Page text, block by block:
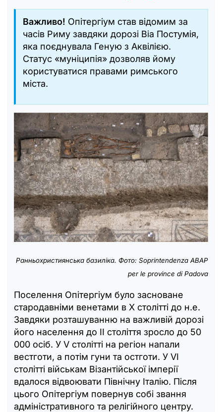
Важливо! Опітергіум став відомим за
часів Риму завдяки дорозі Віа Постумія,
яка поєднувала Геную з Аквілією.
Статус «муніципія» дозволяв йому
користуватися правами римського
міста.
Ранньохристиянська базиліка. Фото: Soprintendenza ABAP
per le province di Padova
Поселення Опітергіум було засноване
стародавніми венетами в X столітті до н.е.
Завдяки розташуванню на важливій дорозі
його населення до II століття зросло до 50
000 осіб. У V столітті на регіон напали
вестготи, а потім гуни та остготи. У VI
столітті військам Візантійської імперії
вдалося відвоювати Північну Італію. Після
цього Опітергіум повернув собі звання
адміністративного та релігійного центру.